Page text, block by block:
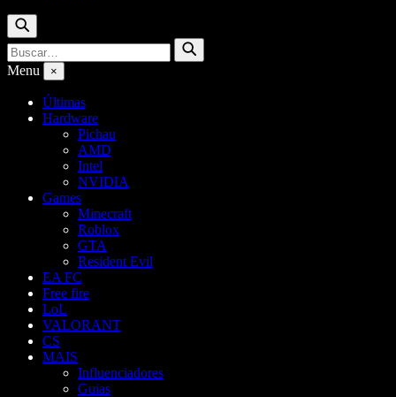
Buscar
Buscar
por:
Buscar
Menu ×
Últimas
Hardware
Pichau
AMD
Intel
NVIDIA
Games
Minecraft
Roblox
GTA
Resident Evil
EA FC
Free fire
LoL
VALORANT
CS
MAIS
Influenciadores
Guias